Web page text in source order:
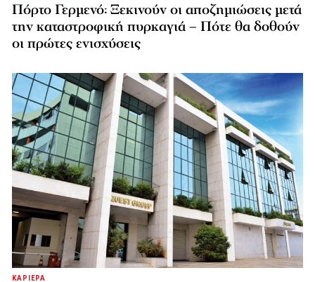
Πόρτο Γερμενό: Ξεκινούν οι αποζημιώσεις μετά
την καταστροφική πυρκαγιά – Πότε θα δοθούν
οι πρώτες ενισχύσεις
ΚΑΡΙΕΡΑ